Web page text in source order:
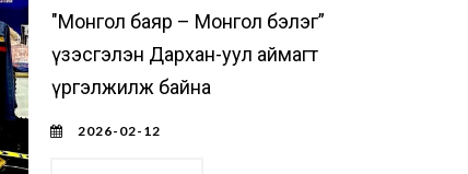
"Монгол баяр – Монгол бэлэг”
үзэсгэлэн Дархан-уул аймагт
үргэлжилж байна
2026-02-12